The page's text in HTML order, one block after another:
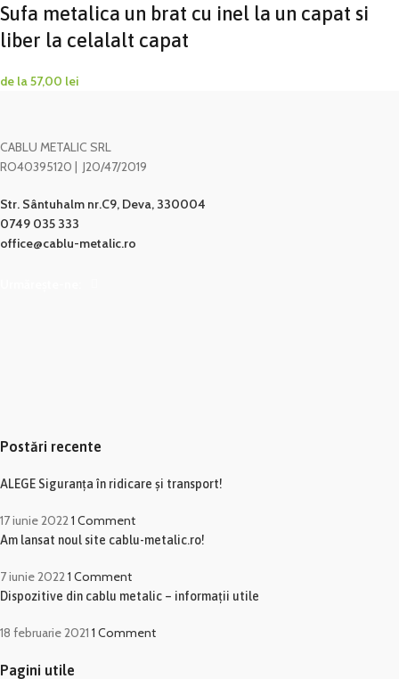
Sufa metalica un brat cu inel la un capat si
liber la celalalt capat
de la57,00 lei
CABLU METALIC SRL
RO40395120 | J20/47/2019
Str. Sântuhalm nr.C9, Deva, 330004
0749 035 333
office@cablu-metalic.ro
Postări recente
ALEGE Siguranța în ridicare și transport!
17 iunie 20221 Comment
Am lansat noul site cablu-metalic.ro!
7 iunie 20221 Comment
Dispozitive din cablu metalic – informații utile
18 februarie 2021 1 Comment
Pagini utile